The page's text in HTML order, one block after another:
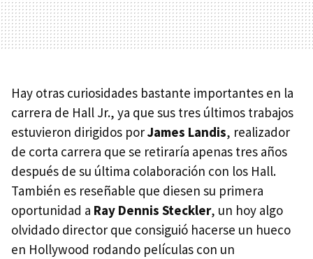
Hay otras curiosidades bastante importantes en la
carrera de Hall Jr., ya que sus tres últimos trabajos
estuvieron dirigidos porJames Landis, realizador
de corta carrera que se retiraría apenas tres años
después de su última colaboración con los Hall.
También es reseñable que diesen su primera
oportunidad a Ray Dennis Steckler, un hoy algo
olvidado director que consiguió hacerse un hueco
en Hollywood rodando películas con un